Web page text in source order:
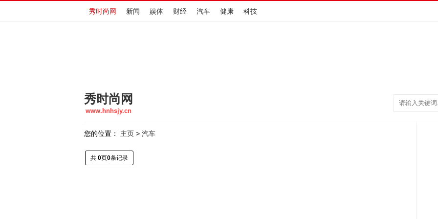
秀时尚网 新闻 娱体 财经 汽车 健康 科技
秀时尚网
www.hnhsjy.cn
您的位置： 主页 > 汽车
共 0页0条记录